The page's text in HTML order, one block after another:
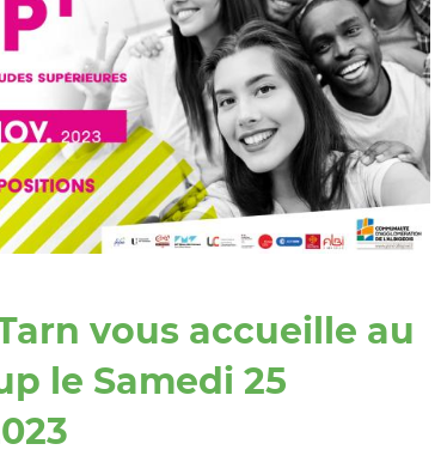
vous accueille au
le Samedi 25